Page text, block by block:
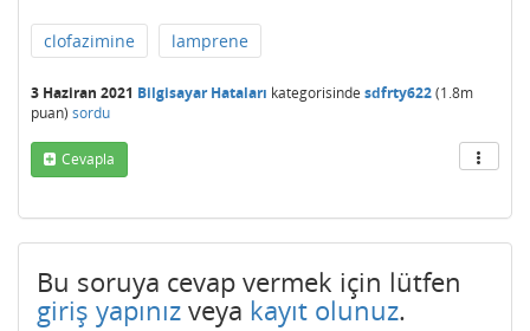
clofazimine lamprene
3 Haziran 2021 Bilgisayar Hataları kategorisinde sdfrty622(1.8m
puan) sordu
Cevapla
Bu soruya cevap vermek için lütfen
giriş yapınız veya kayıt olunuz.